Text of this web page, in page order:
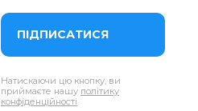
ПІДПИСАТИСЯ
Натискаючи цю кнопку, ви
приймаєте нашу політику
конфіденційності